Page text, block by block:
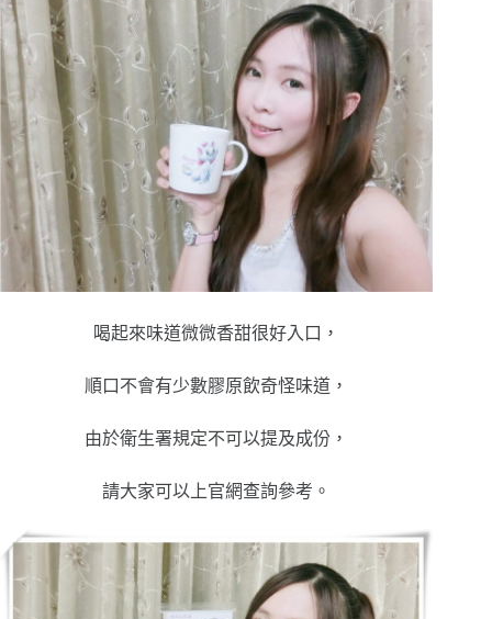
喝起來味道微微香甜很好入口，
順口不會有少數膠原飲奇怪味道，
由於衛生署規定不可以提及成份，
請大家可以上官網查詢參考。